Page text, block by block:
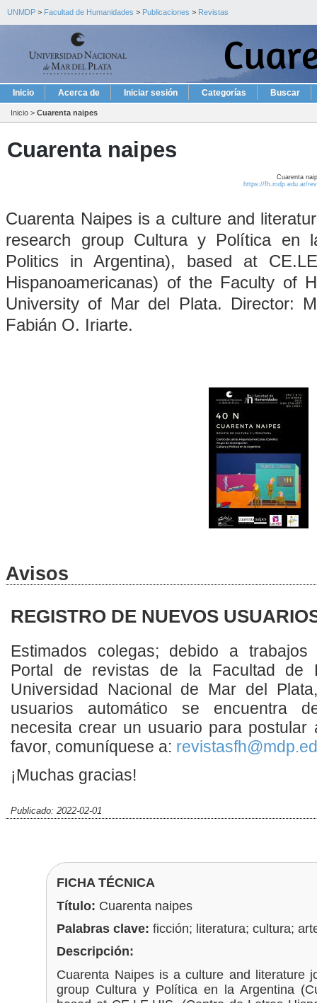
UNMDP > Facultad de Humanidades > Publicaciones > Revistas
Inicio Acerca de Iniciar sesión Categorías Buscar
Inicio > Cuarenta naipes
Cuarenta naipes
Cuarenta
https://fh.mdp.edu.ar/
Cuarenta Naipes is a culture and
research group Cultura y Política en
Politics in Argentina), based at
Hispanoamericanas) of the Faculty of
University of Mar del Plata. Director:
Fabián O. Iriarte.
Avisos
REGISTRO DE NUEVOS
Estimados colegas; debido a
Portal de revistas de la Facultad de
Universidad Nacional de Mar del
usuarios automático se encuentra
necesita crear un usuario para postular
favor, comuníquese a:
¡Muchas gracias!
Publicado: 2022-02-01
FICHA TÉCNICA
Título: Cuarenta naipes
Palabras clave: ficción; literatura; cultura;
Descripción:
Cuarenta Naipes is a culture and literature
group Cultura y Política en la Argentina